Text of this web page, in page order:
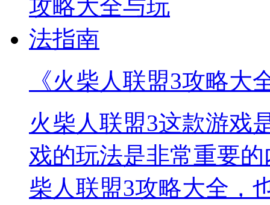
《火柴人联盟3攻略大
火柴人联盟3这款游戏
戏的玩法是非常重要
柴人联盟3攻略大全，